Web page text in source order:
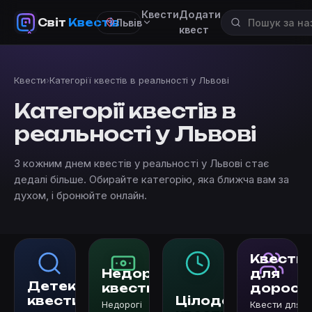
Світ КвестівЛьвів
КвестиДодати
квест
Квести›Категорії квестів в реальності у Львові
Категорії квестів в
реальності у Львові
З кожним днем квестів у реальності у Львові стає
дедалі більше. Обирайте категорію, яка ближча вам за
духом, і бронюйте онлайн.
Детективні
квести
Недорогі
квести
Недорогі
Цілодобові
Квести
для
Квести для